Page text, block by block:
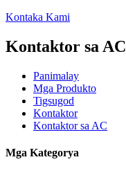
Kontaka Kami
Kontaktor sa AC
Panimalay
Mga Produkto
Tigsugod
Kontaktor
Kontaktor sa AC
Mga Kategorya